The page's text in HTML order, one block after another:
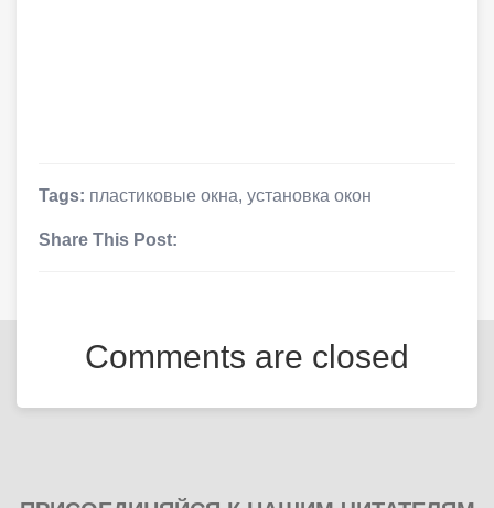
Tags: пластиковые окна, установка окон
Share This Post:
Comments are closed